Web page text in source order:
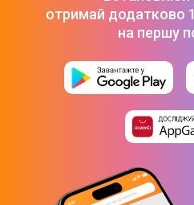
отримай додатково
на першу